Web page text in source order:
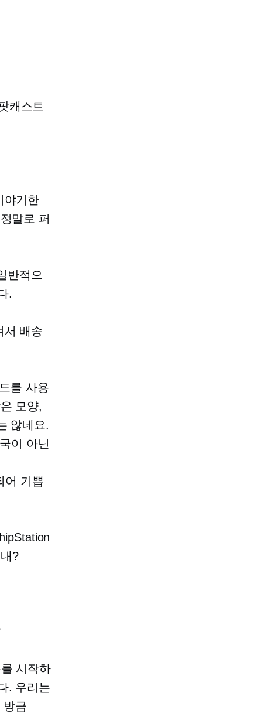
캐스트
야기한
말로 퍼
반적으
.
서 배송
를 사용
모양,
않네요.
이 아닌
어 기쁩
?
시작하
. 우리는
방금